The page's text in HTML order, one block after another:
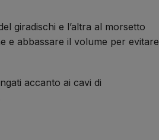
giradischi e l’altra al morsetto
e abbassare il volume per evitare
accanto ai cavi di